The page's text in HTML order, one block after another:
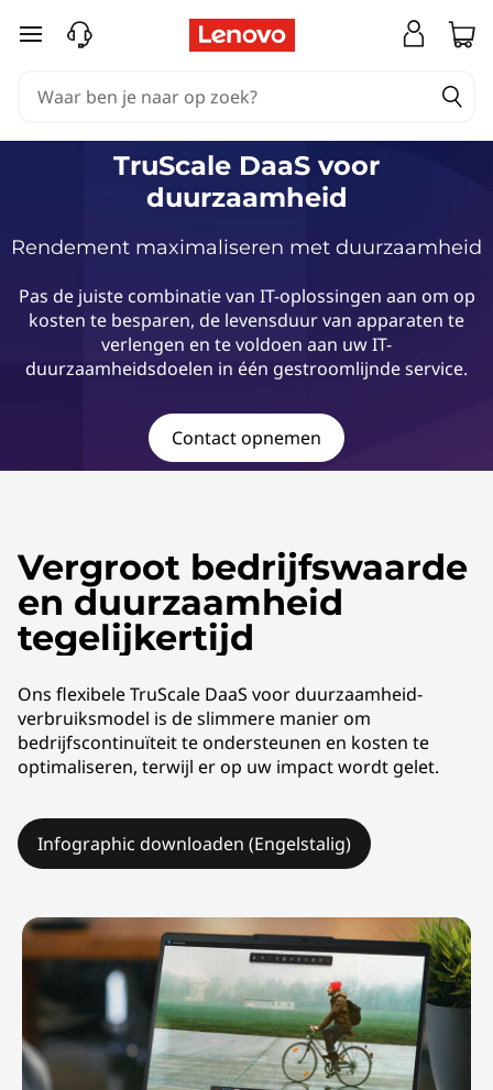
T
a
S
v
o
o
d
u
u
Ga naar de hoofdinhoud
TruScale DaaS voor
duurzaamheid
Rendement maximaliseren met duurzaamheid
Pas de juiste combinatie van IT-oplossingen aan om op
kosten te besparen, de levensduur van apparaten te
verlengen en te voldoen aan uw IT-
duurzaamheidsdoelen in één gestroomlijnde service.
Contact opnemen
Vergroot bedrijfswaarde
en duurzaamheid
tegelijkertijd
Ons flexibele TruScale DaaS voor duurzaamheid-
verbruiksmodel is de slimmere manier om
bedrijfscontinuïteit te ondersteunen en kosten te
optimaliseren, terwijl er op uw impact wordt gelet.
Infographic downloaden (Engelstalig)